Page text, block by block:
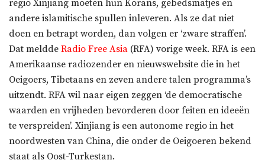
regio Xinjiang moeten hun Korans, gebedsmatjes en
andere islamitische spullen inleveren. Als ze dat niet
doen en betrapt worden, dan volgen er ‘zware straffen’.
Dat meldde Radio Free Asia (RFA) vorige week. RFA is een
Amerikaanse radiozender en nieuwswebsite die in het
Oeigoers, Tibetaans en zeven andere talen programma’s
uitzendt. RFA wil naar eigen zeggen ‘de democratische
waarden en vrijheden bevorderen door feiten en ideeën
te verspreiden’. Xinjiang is een autonome regio in het
noordwesten van China, die onder de Oeigoeren bekend
staat als Oost-Turkestan.